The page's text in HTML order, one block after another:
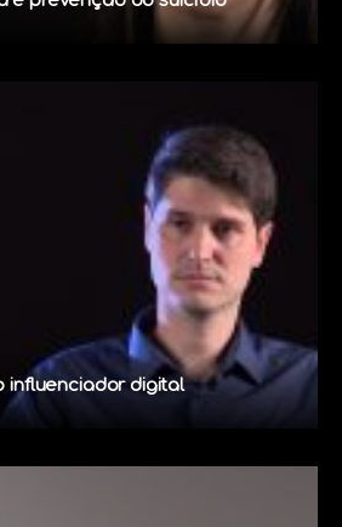
influenciador digital